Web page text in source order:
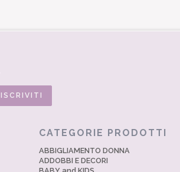
CATEGORIE PRODOTTI
ABBIGLIAMENTO DONNA
ADDOBBI E DECORI